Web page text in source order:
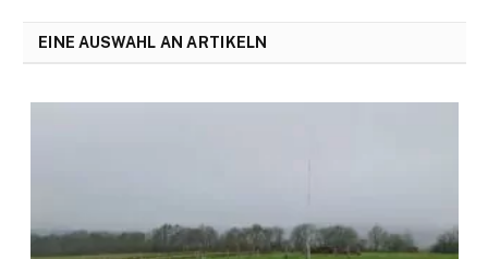
EINE AUSWAHL AN ARTIKELN